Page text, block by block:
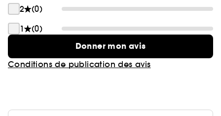
2
(0)
1
(0)
Donner mon avis
Conditions de publication des avis